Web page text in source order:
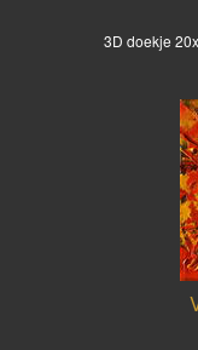
3D doekje